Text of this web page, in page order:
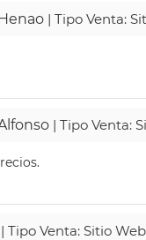
| Tipo Venta:
| Tipo Venta:
| Tipo Venta: Sitio